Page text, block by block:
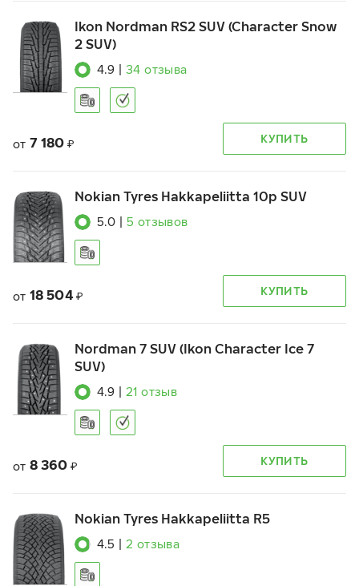
Ikon Nordman RS2 SUV (Character Snow
2 SUV)
4.9 34 отзыва
от 7 180 ₽ КУПИТЬ
Nokian Tyres Hakkapeliitta 10p SUV
5.0 5 отзывов
от 18 504 ₽ КУПИТЬ
Nordman 7 SUV (Ikon Character Ice 7
SUV)
4.9 21 отзыв
от 8 360 ₽ КУПИТЬ
Nokian Tyres Hakkapeliitta R5
4.5 2 отзыва